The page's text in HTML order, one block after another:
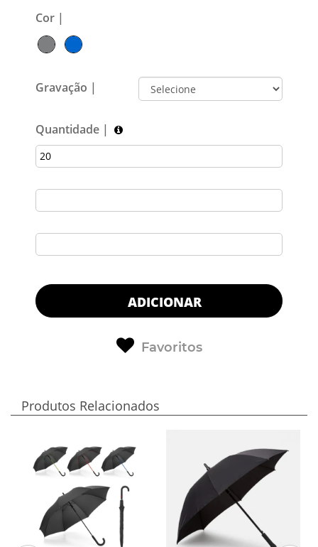
Cor |
Gravação |
Quantidade |
ADICIONAR
Favoritos
Produtos Relacionados